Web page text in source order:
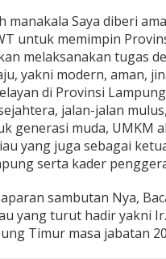
manakala Saya diberi
untuk memimpin
melaksanakan tugas
yakni modern, aman,
di Provinsi
jalan-jalan
generasi muda, UMKM
yang juga sebagai
serta kader
sambutan Nya,
yang turut hadir yakni
Timur masa jabatan